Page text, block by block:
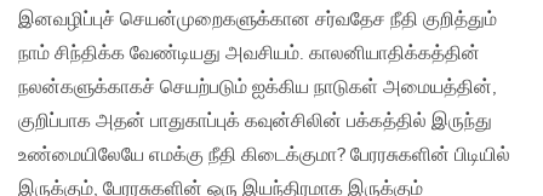
இனவழிப்புச் செயன்முறைகளுக்கான சர்வதேச நீதி குறித்தும்
நாம் சிந்திக்க வேண்டியது அவசியம். காலனியாதிக்கத்தின்
நலன்களுக்காகச் செயற்படும் ஐக்கிய நாடுகள் அமையத்தின்,
குறிப்பாக அதன் பாதுகாப்புக் கவுன்சிலின் பக்கத்தில் இருந்து
உண்மையிலேயே எமக்கு நீதி கிடைக்குமா? பேரரசுகளின் பிடியில்
இருக்கும், பேரரசுகளின் ஒரு இயந்திரமாக இருக்கும்